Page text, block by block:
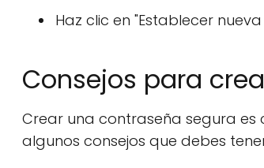
Haz clic en "Establecer
Consejos para
Crear una contraseña segura
algunos consejos que debes